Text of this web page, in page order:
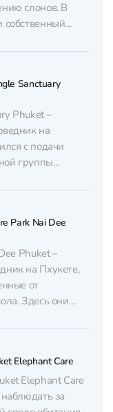
слонов. В
собственный
где эти
билеты со
Reserve
Sanctuary
Phuket –
на
с подачи
группы
который
в экотуризм.
именно такие
не
Park Nai Dee
Phuket –
на Пхукете,
от
Здесь они
именно таких
билеты со
Park Nai Dee
Elephant Care
Elephant Care
за